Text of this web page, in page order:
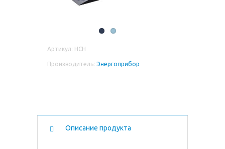
Артикул: НСН
Производитель: Энергоприбор
Описание продукта